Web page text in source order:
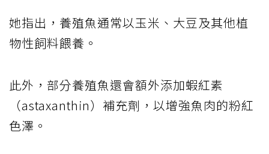
她指出，養殖魚通常以玉米、大豆及其他植
物性飼料餵養。
此外，部分養殖魚還會額外添加蝦紅素
（astaxanthin）補充劑，以增強魚肉的粉紅
色澤。